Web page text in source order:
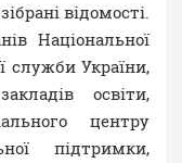
відомості.
Національної
служби України,
освіти,
центру
підтримки,